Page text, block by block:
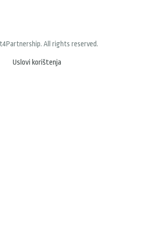
All rights reserved.
Uslovi korištenja